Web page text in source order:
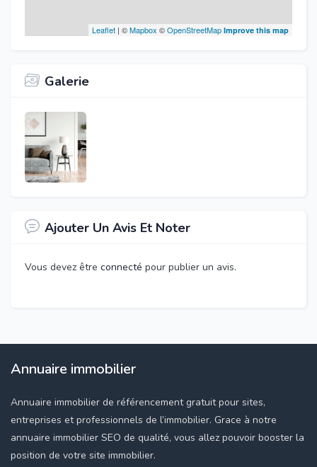
Leaflet | ©Mapbox ©OpenStreetMap Improve this map
Galerie
Ajouter Un Avis Et Noter
Vous devez être connecté pour publier un avis.
Annuaire immobilier
Annuaire immobilier de référencement gratuit pour sites,
entreprises et professionnels de l’immobilier. Grace à notre
annuaire immobilier SEO de qualité, vous allez pouvoir booster la
position de votre site immobilier.